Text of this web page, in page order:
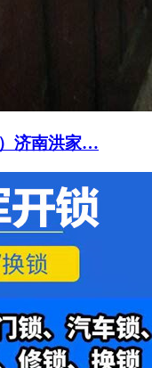
济南洪家…